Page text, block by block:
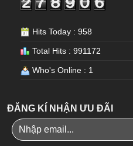
Hits Today : 958
Total Hits : 991172
Who's Online : 1
ĐĂNG KÍ NHẬN ƯU ĐÃI